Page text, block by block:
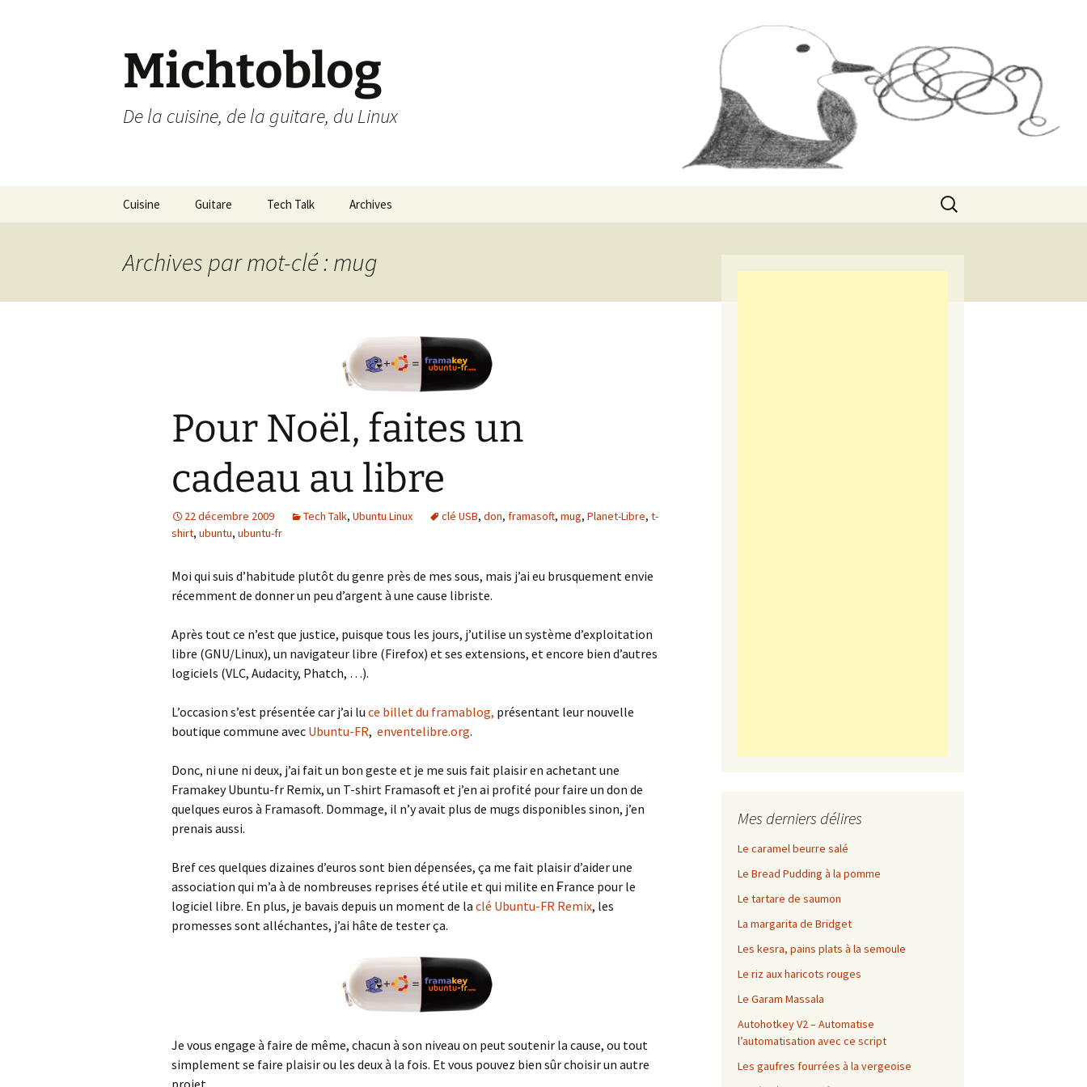
Michtoblog
De la cuisine, de la guitare, du Linux
Cuisine
catégories
Guitare
Enregistrements
Tech Talk Archives
Rechercher :
Archives par mot-clé : mug
Pour Noël, faites un
cadeau au libre
22 décembre 2009 Tech Talk, Ubuntu Linux clé USB, don, framasoft, mug, Planet-Libre, t-
shirt, ubuntu, ubuntu-fr
Moi qui suis d’habitude plutôt du genre près de mes sous, mais j’ai eu brusquement envie
récemment de donner un peu d’argent à une cause libriste.
Après tout ce n’est que justice, puisque tous les jours, j’utilise un système d’exploitation
libre (GNU/Linux), un navigateur libre (Firefox) et ses extensions, et encore bien d’autres
logiciels (VLC, Audacity, Phatch, …).
L’occasion s’est présentée car j’ai lu ce billet du framablog, présentant leur nouvelle
boutique commune avec Ubuntu-FR, enventelibre.org.
Donc, ni une ni deux, j’ai fait un bon geste et je me suis fait plaisir en achetant une
Framakey Ubuntu-fr Remix, un T-shirt Framasoft et j’en ai profité pour faire un don de
quelques euros à Framasoft. Dommage, il n’y avait plus de mugs disponibles sinon, j’en
prenais aussi.
Bref ces quelques dizaines d’euros sont bien dépensées, ça me fait plaisir d’aider une
association qui m’a à de nombreuses reprises été utile et qui milite en ₣rance pour le
logiciel libre. En plus, je bavais depuis un moment de la clé Ubuntu-FR Remix, les
promesses sont alléchantes, j’ai hâte de tester ça.
Je vous engage à faire de même, chacun à son niveau on peut soutenir la cause, ou tout
simplement se faire plaisir ou les deux à la fois. Et vous pouvez bien sûr choisir un autre
projet.
Mes derniers délires
Le caramel beurre salé
Le Bread Pudding à la pomme
Le tartare de saumon
La margarita de Bridget
Les kesra, pains plats à la semoule
Le riz aux haricots rouges
Le Garam Massala
Autohotkey V2 – Automatise
l’automatisation avec ce script
Les gaufres fourrées à la vergeoise